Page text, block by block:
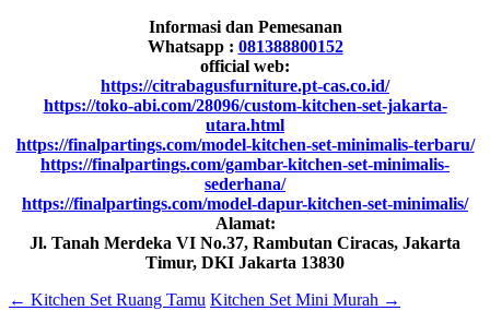
Informasi dan Pemesanan
Whatsapp : 081388800152
official web:
https://citrabagusfurniture.pt-cas.co.id/
https://toko-abi.com/28096/custom-kitchen-set-jakarta-
utara.html
https://finalpartings.com/model-kitchen-set-minimalis-terbaru/
https://finalpartings.com/gambar-kitchen-set-minimalis-
sederhana/
https://finalpartings.com/model-dapur-kitchen-set-minimalis/
Alamat:
Jl. Tanah Merdeka VI No.37, Rambutan Ciracas, Jakarta
Timur, DKI Jakarta 13830
← Kitchen Set Ruang Tamu Kitchen Set Mini Murah →